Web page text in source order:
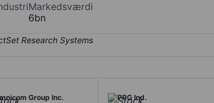
Markedsværdi
6bn
Group Inc. PPG Ind.